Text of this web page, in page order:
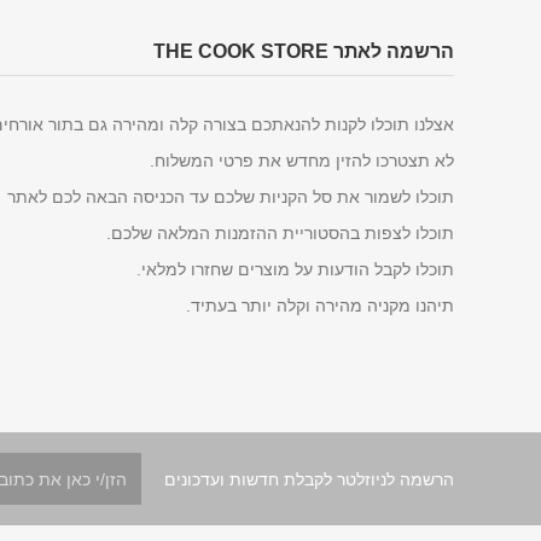
הרשמה לאתר THE COOK STORE
אצלנו תוכלו לקנות להנאתכם בצורה קלה ומהירה גם בתור
לא תצטרכו להזין מחדש את פרטי המשלוח.
תוכלו לשמור את סל הקניות שלכם עד הכניסה הבאה לכם לאתר
תוכלו לצפות בהסטוריית ההזמנות המלאה שלכם.
תוכלו לקבל הודעות על מוצרים שחזרו למלאי.
תיהנו מקניה מהירה וקלה יותר בעתיד.
הרשמה לניוזלטר לקבלת חדשות ועדכונים